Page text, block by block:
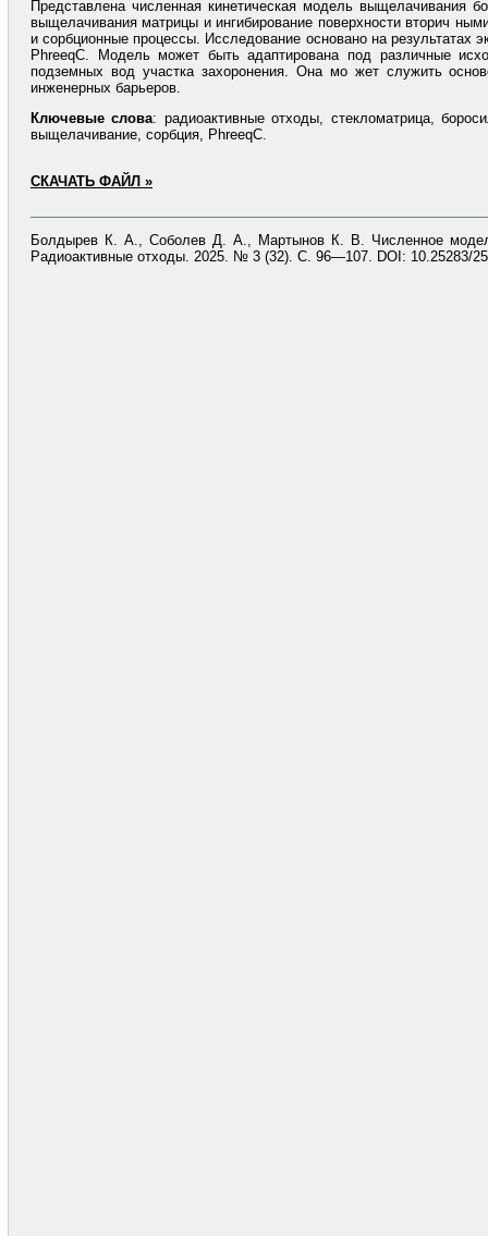
Представлена численная кинетическая модель выщелачивания
выщелачивания матрицы и ингибирование поверхности вторич
и сорбционные процессы. Исследование основано на результатах
PhreeqC. Модель может быть адаптирована под различные
подземных вод участка захоронения. Она мо жет служить
инженерных барьеров.
Ключевые слова: радиоактивные отходы, стекломатрица,
выщелачивание, сорбция, PhreeqC.
СКАЧАТЬ ФАЙЛ »
Болдырев К. А., Соболев Д. А., Мартынов К. В. Численное
Радиоактивные отходы. 2025. № 3 (32). С. 96—107. DOI: 10.25283/